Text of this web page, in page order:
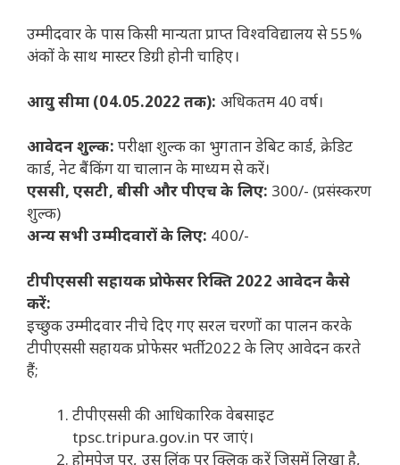
उम्मीदवार के पास किसी मान्यता प्राप्त विश्वविद्यालय से 55%
अंकों के साथ मास्टर डिग्री होनी चाहिए।
आयु सीमा (04.05.2022 तक): अधिकतम 40 वर्ष।
आवेदन शुल्क: परीक्षा शुल्क का भुगतान डेबिट कार्ड, क्रेडिट
कार्ड, नेट बैंकिंग या चालान के माध्यम से करें।
एससी, एसटी, बीसी और पीएच के लिए: 300/- (प्रसंस्करण
शुल्क)
अन्य सभी उम्मीदवारों के लिए: 400/-
टीपीएससी सहायक प्रोफेसर रिक्ति 2022 आवेदन कैसे
करें:
इच्छुक उम्मीदवार नीचे दिए गए सरल चरणों का पालन करके
टीपीएससी सहायक प्रोफेसर भर्ती 2022 के लिए आवेदन करते
हैं;
टीपीएससी की आधिकारिक वेबसाइट
tpsc.tripura.gov.in पर जाएं।
होमपेज पर, उस लिंक पर क्लिक करें जिसमें लिखा है,